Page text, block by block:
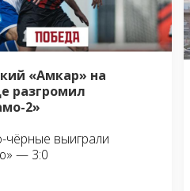
«Амкар» на
разгромил
2»
чёрные выиграли
— 3:0